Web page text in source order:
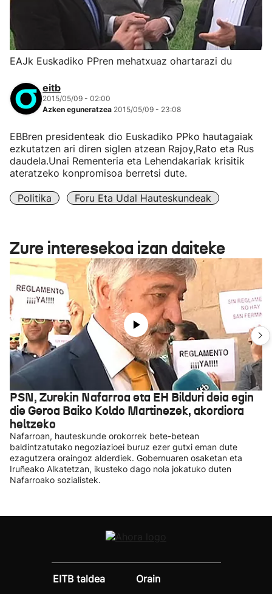
EAJk Euskadiko PPren mehatxuaz ohartarazi du
eitb
2015/05/09 - 02:00
Azken eguneratzea 2015/05/09 - 23:08
EBBren presidenteak dio Euskadiko PPko hautagaiak
ezkutatzen ari diren siglen atzean Rajoy,Rato eta Rus
daudela.Unai Rementeria eta Lehendakariak krisitik
ateratzeko konpromisoa berretsi dute.
Politika Foru Eta Udal Hauteskundeak
Zure interesekoa izan daiteke
PSN, Zurekin Nafarroa eta EH Bilduri deia egin
die Geroa Baiko Koldo Martinezek, akordiora
heltzeko
Nafarroan, hauteskunde orokorrek bete-betean
baldintzatutako negoziazioei buruz ezer gutxi eman dute
ezagutzera oraingoz alderdiek. Gobernuaren osaketan eta
Iruñeako Alkatetzan, ikusteko dago nola jokatuko duten
Nafarroako sozialistek.
EITB taldea
Orain